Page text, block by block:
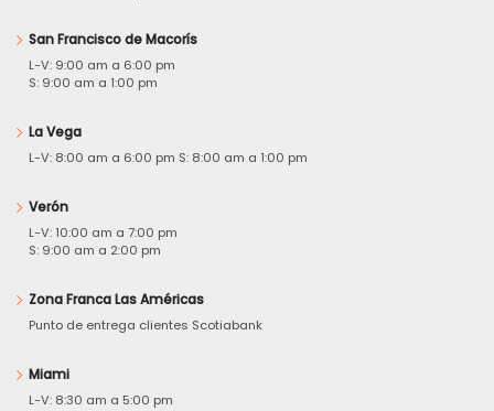
San Francisco de Macorís
L-V: 9:00 am a 6:00 pm
S: 9:00 am a 1:00 pm
La Vega
L-V: 8:00 am a 6:00 pm S: 8:00 am a 1:00 pm
Verón
L-V: 10:00 am a 7:00 pm
S: 9:00 am a 2:00 pm
Zona Franca Las Américas
Punto de entrega clientes Scotiabank
Miami
L-V: 8:30 am a 5:00 pm